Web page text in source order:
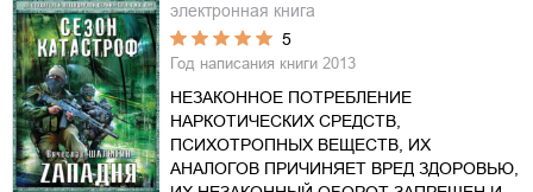
электронная книга
5
Год написания книги 2013
НЕЗАКОННОЕ ПОТРЕБЛЕНИЕ
НАРКОТИЧЕСКИХ СРЕДСТВ,
ПСИХОТРОПНЫХ ВЕЩЕСТВ, ИХ
АНАЛОГОВ ПРИЧИНЯЕТ ВРЕД ЗДОРОВЬЮ,